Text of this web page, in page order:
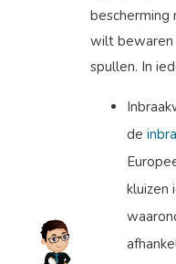
wilt bewaren
spullen. In
de
kluizen